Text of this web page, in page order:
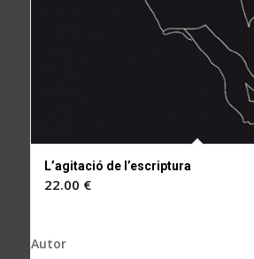
L’agitació de l’escriptura
22.00 €
Autor